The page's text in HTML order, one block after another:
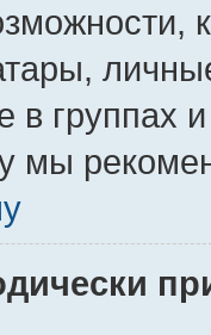
группах
мы